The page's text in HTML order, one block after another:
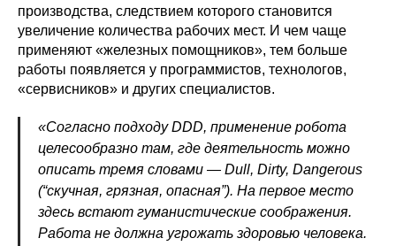
производства, следствием которого становится
увеличение количества рабочих мест. И чем чаще
применяют «железных помощников», тем больше
работы появляется у программистов, технологов,
«сервисников» и других специалистов.
«Согласно подходу DDD, применение робота
целесообразно там, где деятельность можно
описать тремя словами — Dull, Dirty, Dangerous
(“скучная, грязная, опасная”). На первое место
здесь встают гуманистические соображения.
Работа не должна угрожать здоровью человека.